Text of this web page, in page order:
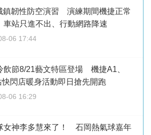
鎮韌性防空演習 演練期間機捷正常
車站只進不出、行動網路降速
06 17:44
飲節8/21藝文特區登場 機捷A1、
快閃店暖身活動即日搶先開跑
06 16:29
女神李多慧來了！ 石岡熱氣球嘉年